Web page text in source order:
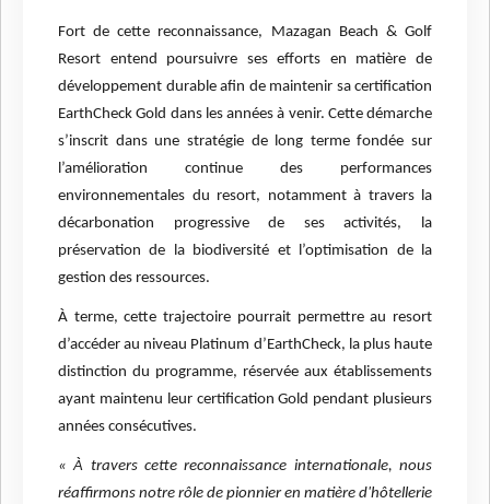
Fort de cette reconnaissance, Mazagan Beach & Golf
Resort entend poursuivre ses efforts en matière de
développement durable afin de maintenir sa certification
EarthCheck Gold dans les années à venir. Cette démarche
s’inscrit dans une stratégie de long terme fondée sur
l’amélioration continue des performances
environnementales du resort, notamment à travers la
décarbonation progressive de ses activités, la
préservation de la biodiversité et l’optimisation de la
gestion des ressources.
À terme, cette trajectoire pourrait permettre au resort
d’accéder au niveau Platinum d’EarthCheck, la plus haute
distinction du programme, réservée aux établissements
ayant maintenu leur certification Gold pendant plusieurs
années consécutives.
« À travers cette reconnaissance internationale, nous
réaffirmons notre rôle de pionnier en matière d'hôtellerie